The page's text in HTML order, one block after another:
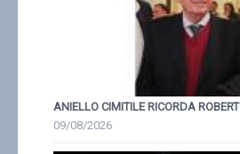
ANIELLO CIMITILE RICORDA
09/08/2026